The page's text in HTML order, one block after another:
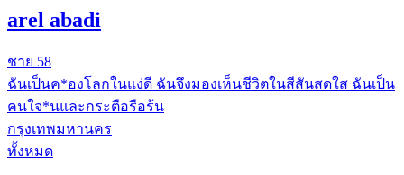
arel abadi
ชาย 58
ฉันเป็นค*องโลกในแง่ดี ฉันจึงมองเห็นชีวิตในสีสันสดใส ฉันเป็น
คนใจ*นและกระตือรือร้น
กรุงเทพมหานคร
ทั้งหมด